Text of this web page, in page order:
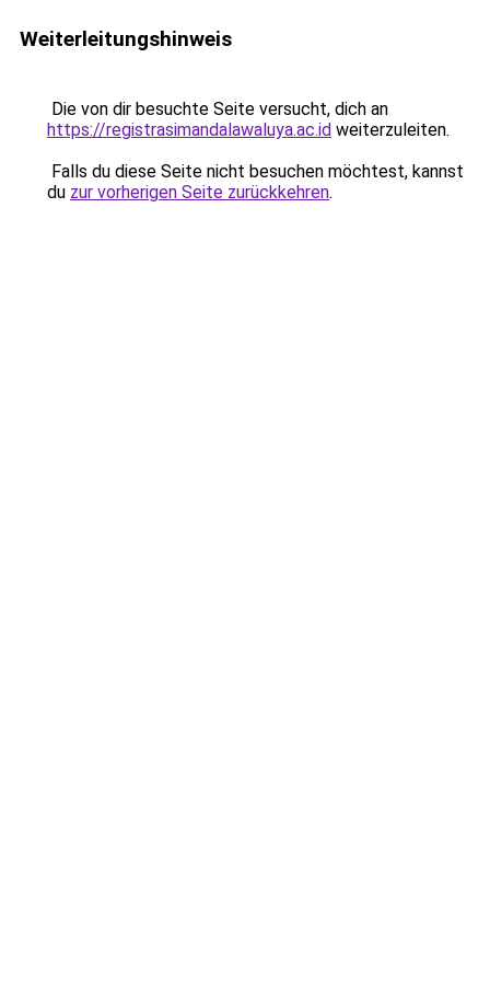
Weiterleitungshinweis
Die von dir besuchte Seite versucht, dich an
https://registrasimandalawaluya.ac.id weiterzuleiten.
Falls du diese Seite nicht besuchen möchtest, kannst
du zur vorherigen Seite zurückkehren.